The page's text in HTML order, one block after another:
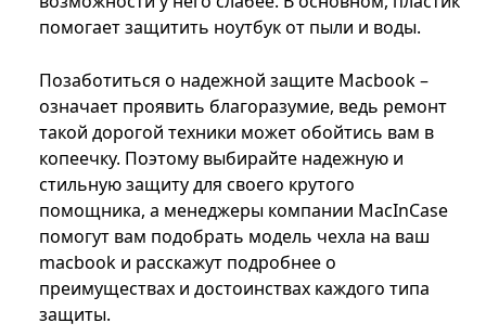
помогает защитить ноутбук от пыли и воды.
Позаботиться о надежной защите Macbook –
означает проявить благоразумие, ведь ремонт
такой дорогой техники может обойтись вам в
копеечку. Поэтому выбирайте надежную и
стильную защиту для своего крутого
помощника, а менеджеры компании MacInCase
помогут вам подобрать модель чехла на ваш
macbook и расскажут подробнее о
преимуществах и достоинствах каждого типа
защиты.